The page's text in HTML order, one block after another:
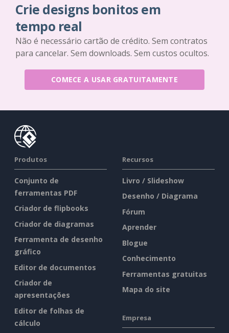
Crie designs bonitos em
tempo real
Não é necessário cartão de crédito. Sem contratos
para cancelar. Sem downloads. Sem custos ocultos.
COMECE A USAR GRATUITAMENTE
Produtos
Conjunto de
ferramentas PDF
Criador de flipbooks
Criador de diagramas
Ferramenta de desenho
gráfico
Editor de documentos
Criador de
apresentações
Editor de folhas de
cálculo
Recursos
Livro / Slideshow
Desenho / Diagrama
Fórum
Aprender
Blogue
Conhecimento
Ferramentas gratuitas
Mapa do site
Empresa